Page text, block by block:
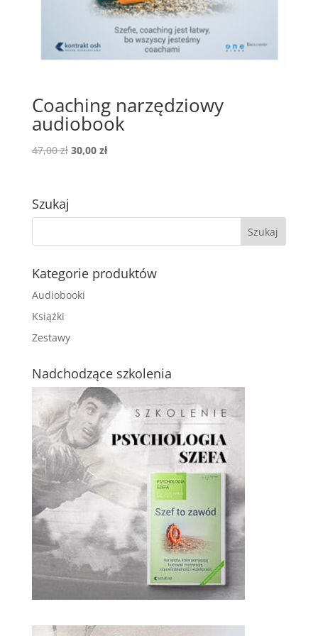
Coaching narzędziowy
audiobook
47,00zł Pierwotna
30,00 złAktualna
Szukaj
Kategorie produktów
Audiobooki
Książki
Zestawy
Nadchodzące szkolenia